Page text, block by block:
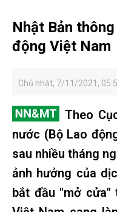
Nhật Bản
động Việt Nam
Chủ nhật, 7/11/2021,
Theo
nước (Bộ Lao
sau nhiều tháng
ảnh hưởng của
bắt đầu "mở cửa"